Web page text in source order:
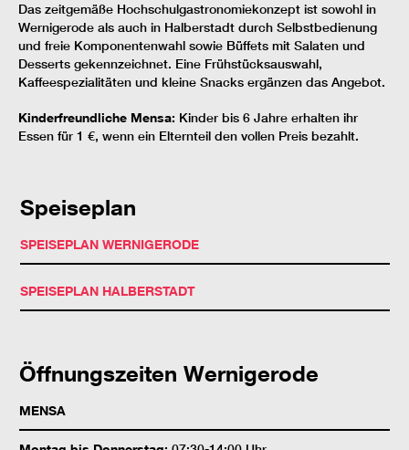
Das zeitgemäße Hochschulgastronomiekonzept ist sowohl in
Wernigerode als auch in Halberstadt durch Selbstbedienung
und freie Komponentenwahl sowie Büffets mit Salaten und
Desserts gekennzeichnet. Eine Frühstücksauswahl,
Kaffeespezialitäten und kleine Snacks ergänzen das Angebot.
Kinderfreundliche Mensa: Kinder bis 6 Jahre erhalten ihr
Essen für 1 €, wenn ein Elternteil den vollen Preis bezahlt.
Speiseplan
SPEISEPLAN WERNIGERODE
SPEISEPLAN HALBERSTADT
Öffnungszeiten Wernigerode
MENSA